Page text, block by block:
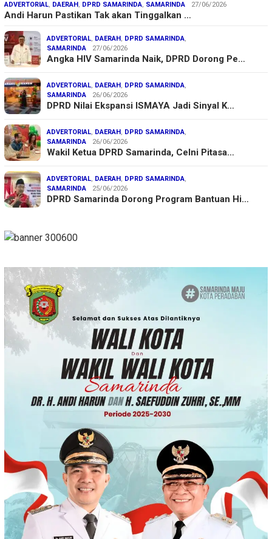
ADVERTORIAL, DAERAH , DPRD SAMARINDA, SAMARINDA 27/06/2026
Andi Harun Pastikan Tak akan Tinggalkan …
ADVERTORIAL, DAERAH , DPRD SAMARINDA,
SAMARINDA
27/06/2026
Angka HIV Samarinda Naik, DPRD Dorong Pe…
ADVERTORIAL, DAERAH , DPRD SAMARINDA,
SAMARINDA
26/06/2026
DPRD Nilai Ekspansi ISMAYA Jadi Sinyal K…
ADVERTORIAL, DAERAH , DPRD SAMARINDA,
SAMARINDA
26/06/2026
Wakil Ketua DPRD Samarinda, Celni Pitasa…
ADVERTORIAL, DAERAH , DPRD SAMARINDA,
SAMARINDA
25/06/2026
DPRD Samarinda Dorong Program Bantuan Hi…